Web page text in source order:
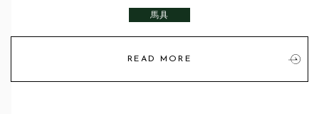
馬具
READ MORE